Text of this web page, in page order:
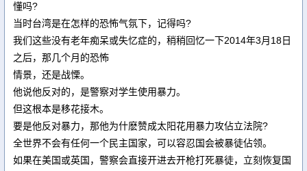
懂吗?
当时台湾是在怎样的恐怖气氛下，记得吗?
我们这些没有老年痴呆或失忆症的，稍稍回忆一下2014年3月18日
之后，那几个月的恐怖
情景，还是战慄。
他说他反对的，是警察对学生使用暴力。
但这根本是移花接木。
要是他反对暴力，那他为什麽赞成太阳花用暴力攻佔立法院?
全世界不会有任何一个民主国家，可以容忍国会被暴徒佔领。
如果在美国或英国，警察会直接开进去开枪打死暴徒，立刻恢复国